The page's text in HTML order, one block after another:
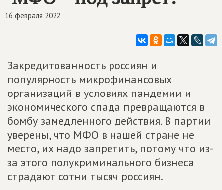
16 февраля 2022
Закредитованность россиян и
популярность микрофинансовых
организаций в условиях пандемии и
экономического спада превращаются в
бомбу замедленного действия. В партии
уверены, что МФО в нашей стране не
место, их надо запретить, потому что из-
за этого полукриминального бизнеса
страдают сотни тысяч россиян.